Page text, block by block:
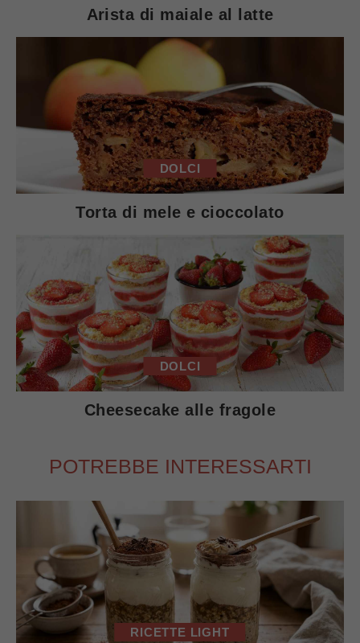
Arista di maiale al latte
DOLCI
Torta di mele e cioccolato
DOLCI
Cheesecake alle fragole
POTREBBE INTERESSARTI
RICETTE LIGHT